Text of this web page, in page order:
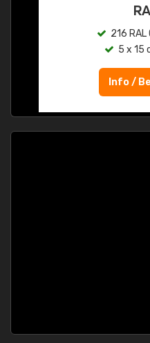
216
5 x 15
Info /